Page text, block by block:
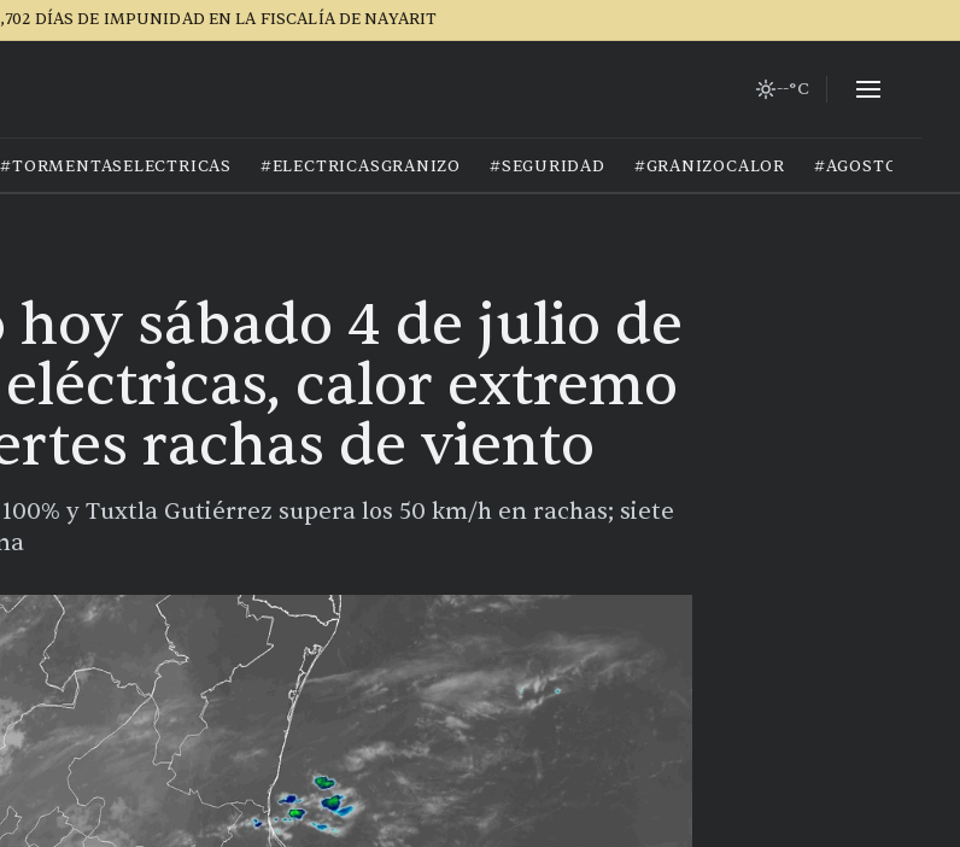
DÍAS DE IMPUNIDAD EN LA FISCALÍA DE NAYARIT
--°C
#TORMENTASELECTRICAS #ELECTRICASGRANIZO #SEGURIDAD #GRANIZOCALOR #AGOSTO2026
sábado 4 de julio de
calor extremo
rachas de viento
y Tuxtla Gutiérrez supera los 50 km/h en rachas; siete